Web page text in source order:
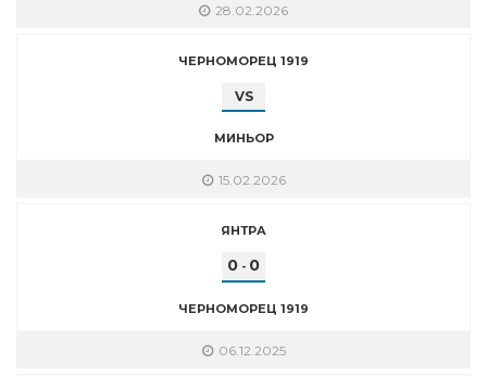
28.02.2026
ЧЕРНОМОРЕЦ 1919
VS
МИНЬОР
15.02.2026
ЯНТРА
0 - 0
ЧЕРНОМОРЕЦ 1919
06.12.2025